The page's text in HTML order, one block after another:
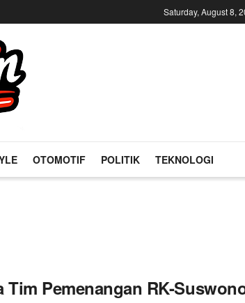
Saturday, August 8,
OTOMOTIF POLITIK TEKNOLOGI
Pemenangan RK-